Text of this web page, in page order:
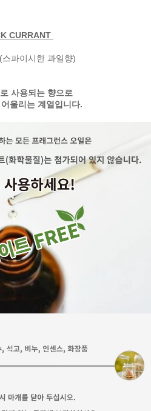
CURRANT
파이시한 과일향)
사용되는 향으로
울리는 계열입니다.